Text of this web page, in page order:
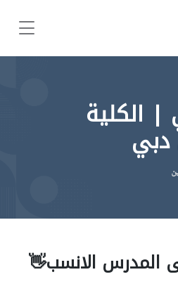
الكلية
دبي
المدرس الانسب👋